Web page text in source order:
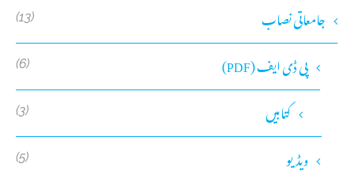
جامعاتی نصاب (13)
پی ڈی ایف (PDF) (6)
کتابیں (3)
ویڈیو (5)